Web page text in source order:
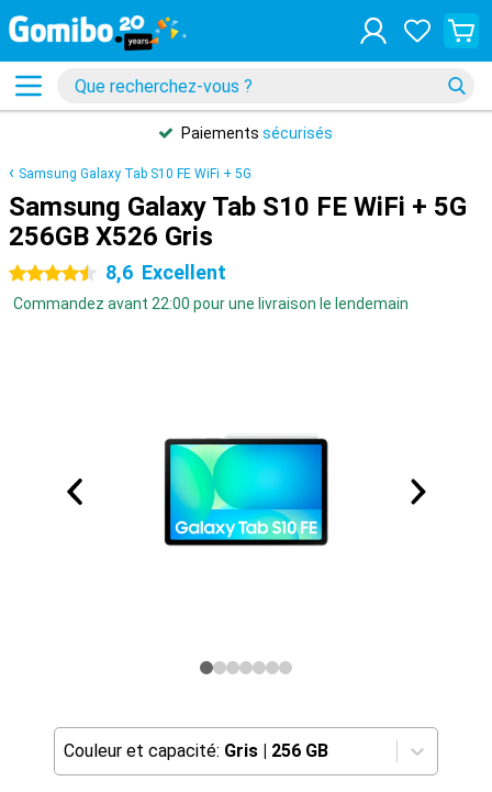
Paiements sécurisés
Samsung Galaxy Tab S10 FE WiFi + 5G
Samsung Galaxy Tab S10 FE WiFi + 5G
256GB X526 Gris
4.5 étoiles 8,6 Excellent
Commandez avant 22:00 pour une livraison le lendemain
Couleur et capacité: Gris | 256 GB